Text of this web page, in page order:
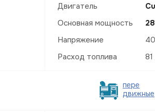
Двигатель
Основная мощность
Напряжение
Расход топлива
пере
движные